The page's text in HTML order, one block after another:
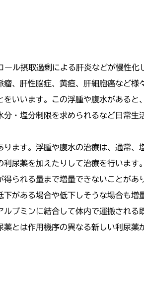
ル摂取過剰による肝炎などが慢性化
、肝性脳症、黄疸、肝細胞癌など様
いいます。この浮腫や腹水があると
・塩分制限を求められるなど日常生
ます。浮腫や腹水の治療は、通常、
尿薬を加えたりして治療を行います
られる量まで増量できないことがあ
がある場合や低下しそうな場合も増
ブミンに結合して体内で運搬される
とは作用機序の異なる新しい利尿薬